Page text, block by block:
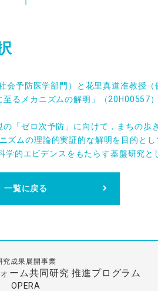
予防医学部門）と花里真道准教授
るメカニズムの解明」（20H00557
「ゼロ次予防」に向けて，まちの歩
ムの理論的実証的な解明を目的とし
的エビデンスをもたらす基盤研究と
一覧に戻る
究成果展開事業
ーム共同研究 推進プログラム
OPERA